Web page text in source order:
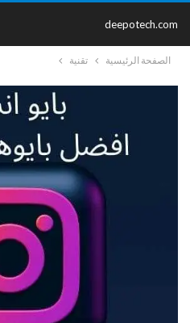
deepotech.com
الصفحة الرئيسية تقنية